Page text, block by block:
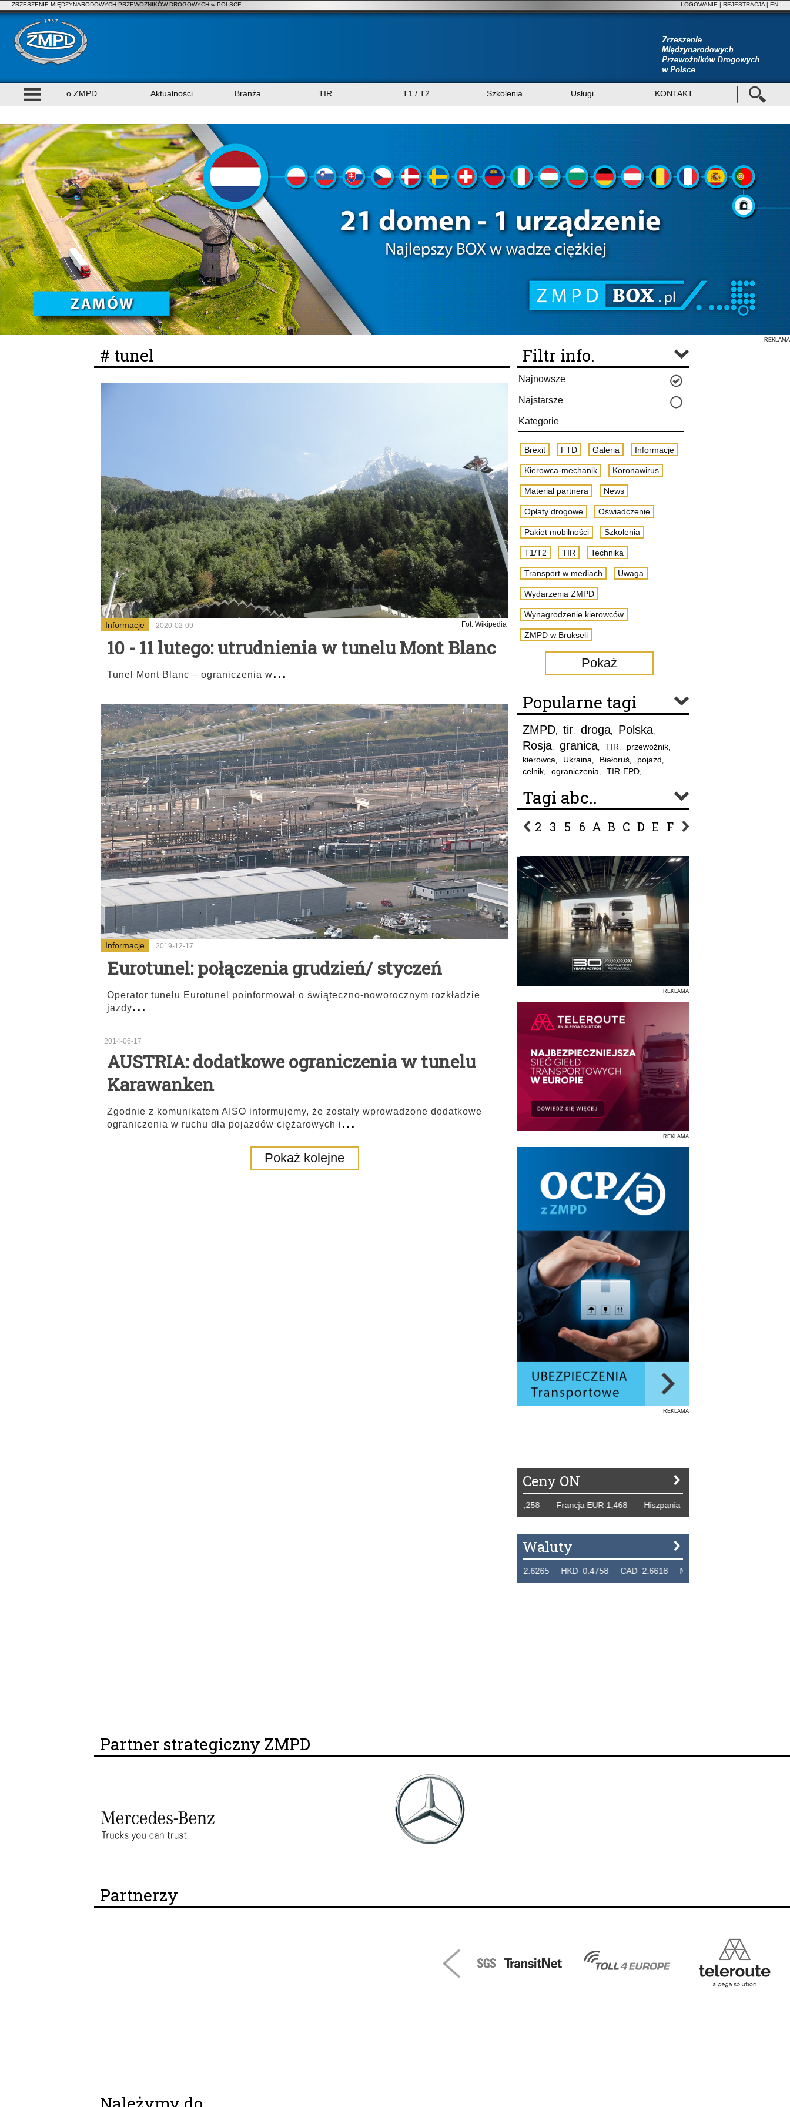
ZRZESZENIE MIĘDZYNARODOWYCH PRZEWOZNIKÓW DROGOWYCH w POLSCE LOGOWANIE | REJESTRACJA | EN
o ZMPD Aktualności Branża TIR T1 / T2 Szkolenia Usługi KONTAKT
REKLAMA
# tunel
Informacje 2020-02-09 Fot. Wikipedia
10 - 11 lutego: utrudnienia w tunelu Mont Blanc
Tunel Mont Blanc – ograniczenia w...
Informacje 2019-12-17
Eurotunel: połączenia grudzień/ styczeń
Operator tunelu Eurotunel poinformował o świąteczno-noworocznym rozkładzie
jazdy...
2014-06-17
AUSTRIA: dodatkowe ograniczenia w tunelu
Karawanken
Zgodnie z komunikatem AISO informujemy, że zostały wprowadzone dodatkowe
ograniczenia w ruchu dla pojazdów ciężarowych i...
Pokaż kolejne
Filtr info.
Najnowsze
Najstarsze
Kategorie
Brexit FTD Galeria Informacje
Kierowca-mechanik Koronawirus
Materiał partnera News
Opłaty drogowe Oświadczenie
Pakiet mobilności Szkolenia
T1/T2 TIR Technika
Transport w mediach Uwaga
Wydarzenia ZMPD
Wynagrodzenie kierowców
ZMPD w Brukseli
Pokaż
Popularne tagi
ZMPD, tir, droga, Polska,
Rosja, granica, TIR, przewoźnik,
kierowca, Ukraina, Białoruś, pojazd,
celnik, ograniczenia, TIR-EPD,
Tagi abc..
2 3 5 6 A B C D E F G
REKLAMA
REKLAMA
REKLAMA
Ceny ON
Tydzień 42/2019 r. Niemcy EUR 1,258 Francja EUR 1,468 Hiszpania EUR 1,229 WB GBP 1,318
Waluty
THB 0.1129 USD 3.7324 AUD 2.6265 HKD 0.4758 CAD 2.6618 NZD 2.1914 SGD 2.9123
Partner strategiczny ZMPD
Partnerzy